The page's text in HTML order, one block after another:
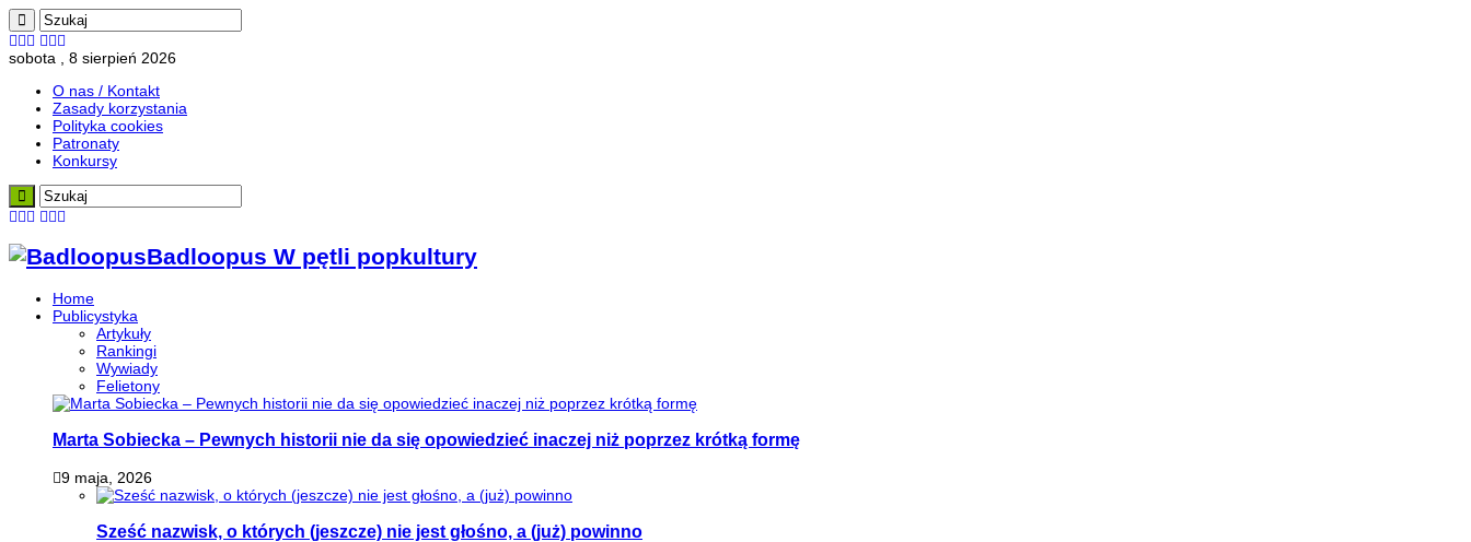
sobota , 8 sierpień 2026
O nas / Kontakt
Zasady korzystania
Polityka cookies
Patronaty
Konkursy
Badloopus W pętli popkultury
Home
Publicystyka
Artykuły
Rankingi
Wywiady
Felietony
Marta Sobiecka – Pewnych historii nie da się opowiedzieć inaczej niż poprzez krótką formę
9 maja, 2026
Sześć nazwisk, o których (jeszcze) nie jest głośno, a (już) powinno